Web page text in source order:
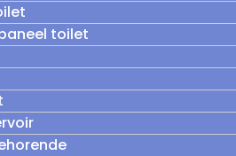
toilet